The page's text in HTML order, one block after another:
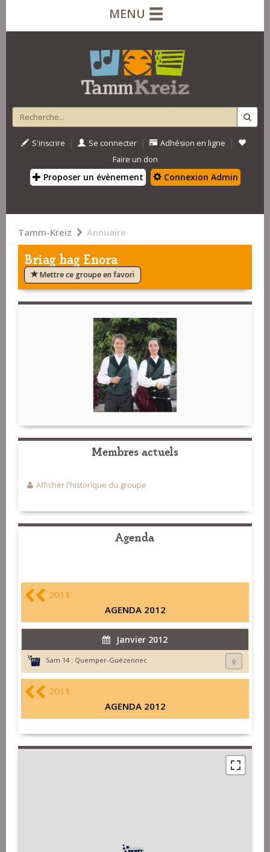
MENU
S'inscrire | Se connecter | Adhésion en ligne |
Faire un don
Proposer un évènement Connexion Admin
Tamm-Kreiz Annuaire
Briag hag Enora
Mettre ce groupe en favori
Membres actuels
Afficher l'historique du groupe
Agenda
2011
AGENDA 2012
Janvier 2012
Sam 14 : Quemper-Guézennec
2011
AGENDA 2012